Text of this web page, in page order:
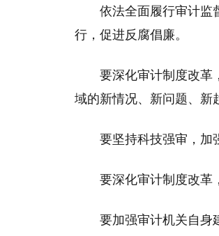
依法全面履行审计监
行，促进反腐倡廉。
要深化审计制度改革
域的新情况、新问题、新
要坚持科技强审，加
要深化审计制度改革
要加强审计机关自身